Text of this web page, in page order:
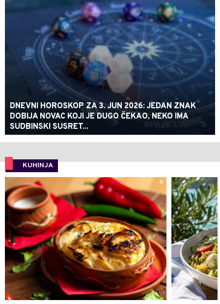
DNEVNI HOROSKOP ZA 3. JUN 2026: JEDAN ZNAK
DOBIJA NOVAC KOJI JE DUGO ČEKAO, NEKO IMA
SUDBINSKI SUSRET...
KUHINJA
0